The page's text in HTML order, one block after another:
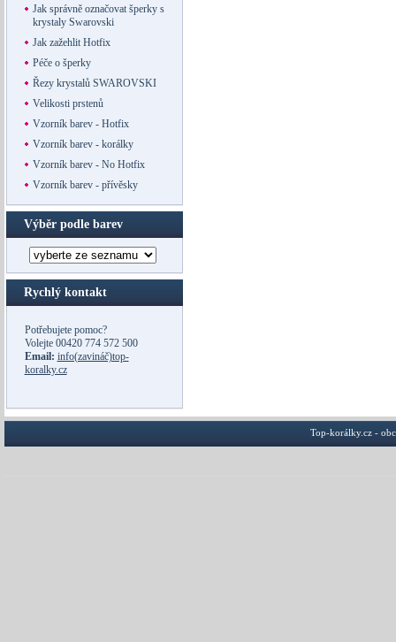
Jak správně označovat šperky s
krystaly Swarovski
Jak zažehlit Hotfix
Péče o šperky
Řezy krystalů SWAROVSKI
Velikosti prstenů
Vzorník barev - Hotfix
Vzorník barev - korálky
Vzorník barev - No Hotfix
Vzorník barev - přívěsky
Výběr podle barev
Rychlý kontakt
Potřebujete pomoc?
Volejte 00420 774 572 500
Email: info(zavináč)top-
koralky.cz
Top-korálky.cz -